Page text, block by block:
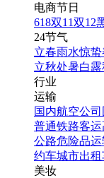
考研英语培训班招
卡通风海报
找相似
手机海报
电商节日
618双11双12
24节气
立春雨水惊蛰
立秋处暑白露
行业
运输
国内航空公司
普通铁路客运
公路危险品运
约车城市出租
美妆